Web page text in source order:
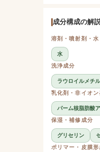
成分構成の解
溶剤・噴射剤・水
水
洗浄成分
ラウロイルメチ
乳化剤・非イオン
パーム核脂肪酸
保湿・補修成分
グリセリン
ポリマー・皮膜形